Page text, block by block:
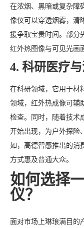
在浓烟、黑暗或复杂障
像仪可以穿透烟雾，清
援争取宝贵时间。部分
红外热图像与可见光画
4. 科研医疗
在科研领域，它用于材
领域，红外热成像可辅
检查。同时，随着技术
开始出现，为户外探险
如，高德智感推出的消
方式惠及普通大众。
如何选择
仪？
面对市场上琳琅满目的